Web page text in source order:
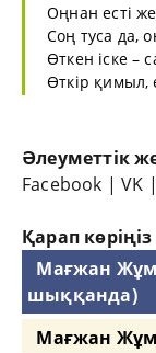
Оңнан естi
Соң туса да,
Өткен iске –
Өткiр қимыл,
Әлеуметтік
Facebook |VK
Қарап көріңіз
Мағжан
шыққанда)
Мағжан